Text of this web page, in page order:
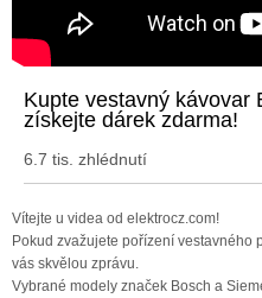
Kupte vestavný kávovar
získejte dárek zdarma!
6.7 tis. zhlédnutí
Vítejte u videa od elektrocz.com!
Pokud zvažujete pořízení vestavného
vás skvělou zprávu.
Vybrané modely značek Bosch a